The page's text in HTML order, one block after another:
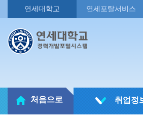
연세대학교 연세포탈서비스
처음으로 취업정